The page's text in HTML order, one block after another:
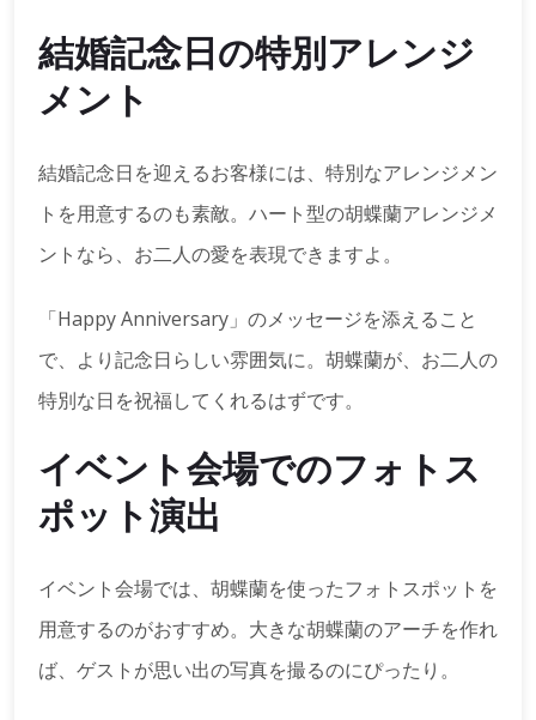
結婚記念日の特別アレンジ
メント
結婚記念日を迎えるお客様には、特別なアレンジメン
トを用意するのも素敵。ハート型の胡蝶蘭アレンジメ
ントなら、お二人の愛を表現できますよ。
「Happy Anniversary」のメッセージを添えること
で、より記念日らしい雰囲気に。胡蝶蘭が、お二人の
特別な日を祝福してくれるはずです。
イベント会場でのフォトス
ポット演出
イベント会場では、胡蝶蘭を使ったフォトスポットを
用意するのがおすすめ。大きな胡蝶蘭のアーチを作れ
ば、ゲストが思い出の写真を撮るのにぴったり。